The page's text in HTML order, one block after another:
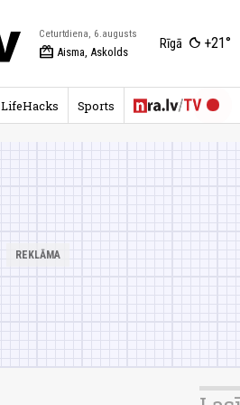
Ceturtdiena, 6.augusts
redeem Aisma, Askolds
Rīgā +21°
LifeHacks Sports